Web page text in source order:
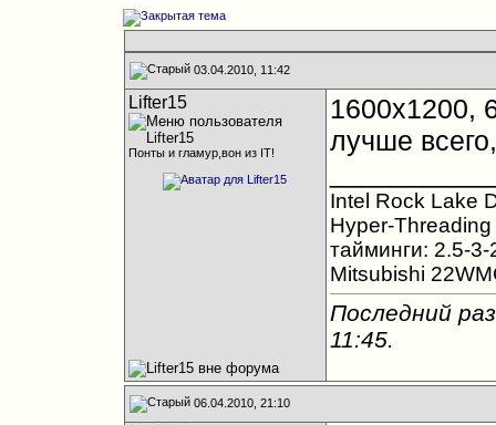
03.04.2010, 11:42
Lifter15
Понты и гламур,вон из IT!
1600х1200,
лучше
Intel Rock Lake
Hyper-
тайминги: 2.5-
Mitsubishi
Последний
11:45.
06.04.2010, 21:10